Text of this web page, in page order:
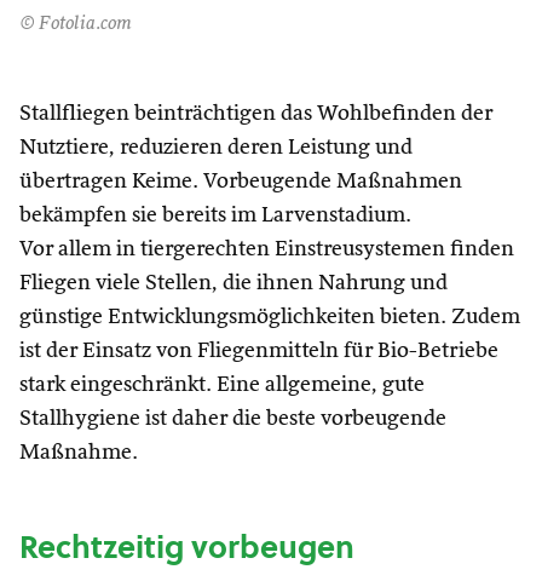
© Fotolia.com
Stallfliegen beinträchtigen das Wohlbefinden der
Nutztiere, reduzieren deren Leistung und
übertragen Keime. Vorbeugende Maßnahmen
bekämpfen sie bereits im Larvenstadium.
Vor allem in tiergerechten Einstreusystemen finden
Fliegen viele Stellen, die ihnen Nahrung und
günstige Entwicklungsmöglichkeiten bieten. Zudem
ist der Einsatz von Fliegenmitteln für Bio-Betriebe
stark eingeschränkt. Eine allgemeine, gute
Stallhygiene ist daher die beste vorbeugende
Maßnahme.
Rechtzeitig vorbeugen